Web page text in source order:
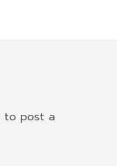
to post a